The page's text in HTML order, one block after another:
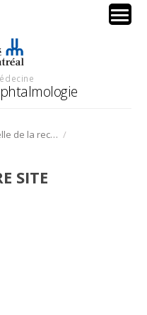
Journée annuelle de la recherche en ophtalmologie de l’Université de Montréal /
SITE